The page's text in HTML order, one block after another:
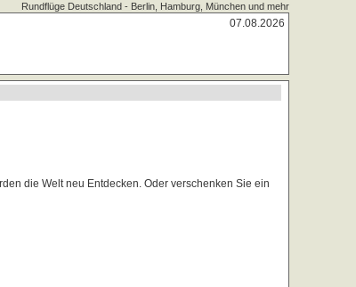
Rundflüge Deutschland - Berlin, Hamburg, München und mehr
07.08.2026
die Welt neu Entdecken. Oder verschenken Sie ein